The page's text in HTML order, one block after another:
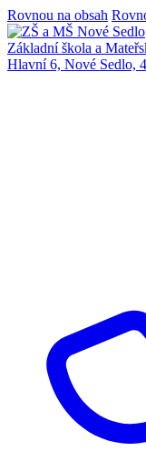
Rovnou na obsah
Základní škola a
Hlavní 6, Nové Sedlo,